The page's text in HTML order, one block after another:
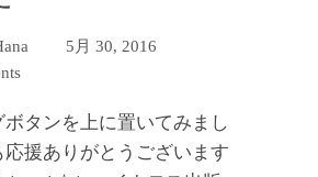
5月 30, 2016
ボタンを上に置いてみまし
応援ありがとうございます